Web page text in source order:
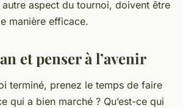
aspect du tournoi, doivent être
manière efficace.
et penser à l’avenir
terminé, prenez le temps de faire
qui a bien marché ? Qu’est-ce qui